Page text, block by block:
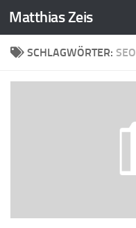
Zum Inhalt springen
Matthias Zeis
SCHLAGWÖRTER: SEO